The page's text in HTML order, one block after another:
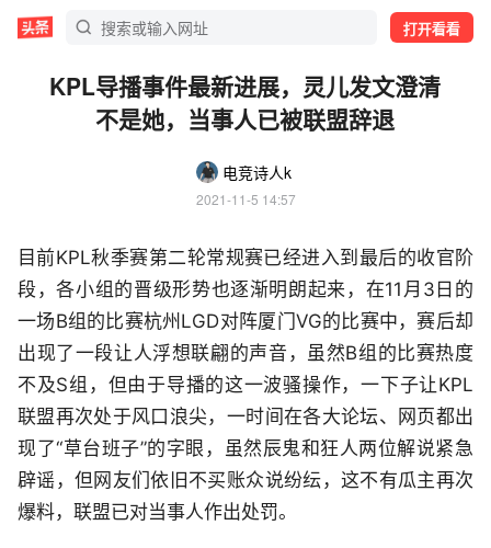
打开看看
KPL导播事件最新进展，灵儿发文澄清
不是她，当事人已被联盟辞退
电竞诗人k
2021-11-5 14:57
目前KPL秋季赛第二轮常规赛已经进入到最后的收官阶
段，各小组的晋级形势也逐渐明朗起来，在11月3日的
一场B组的比赛杭州LGD对阵厦门VG的比赛中，赛后却
出现了一段让人浮想联翩的声音，虽然B组的比赛热度
不及S组，但由于导播的这一波骚操作，一下子让KPL
联盟再次处于风口浪尖，一时间在各大论坛、网页都出
现了“草台班子”的字眼，虽然辰鬼和狂人两位解说紧急
辟谣，但网友们依旧不买账众说纷纭，这不有瓜主再次
爆料，联盟已对当事人作出处罚。